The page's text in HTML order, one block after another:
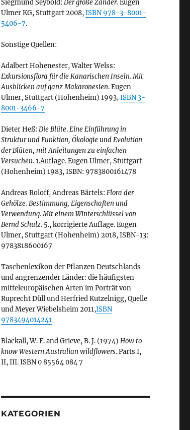
Siegmund Seybold: Der große Zander. Eugen
Ulmer KG, Stuttgart 2008,ISBN 978-3-8001-
5406-7.
Sonstige Quellen:
Adalbert Hohenester, Walter Welss:
Exkursionsflora für die Kanarischen Inseln. Mit
Ausblicken auf ganz Makaronesien. Eugen
Ulmer, Stuttgart (Hohenheim) 1993,ISBN 3-
8001-3466-7
Dieter Heß: Die Blüte.Eine Einführung in
Struktur und Funktion, Ökologie und Evolution
der Blüten, mit Anleitungen zu einfachen
Versuchen. 1.Auflage. Eugen Ulmer, Stuttgart
(Hohenheim) 1983, ISBN: 9783800161478
Andreas Roloff, Andreas Bärtels: Flora der
Gehölze. Bestimmung, Eigenschaften und
Verwendung. Mit einem Winterschlüssel von
Bernd Schulz. 5., korrigierte Auflage. Eugen
Ulmer, Stuttgart (Hohenheim) 2018, ISBN-13:
9783818600167
Taschenlexikon der Pflanzen Deutschlands
und angrenzender Länder: die häufigsten
mitteleuropäischen Arten im Porträt von
Ruprecht Düll und Herfried Kutzelnigg, Quelle
und Meyer Wiebelsheim 2011,ISBN
9783494014241
Blackall, W. E. and Grieve, B. J. (1974) How to
know Western Australian wildflowers. Parts I,
II, III. ISBN 0 85564 084 7
KATEGORIEN